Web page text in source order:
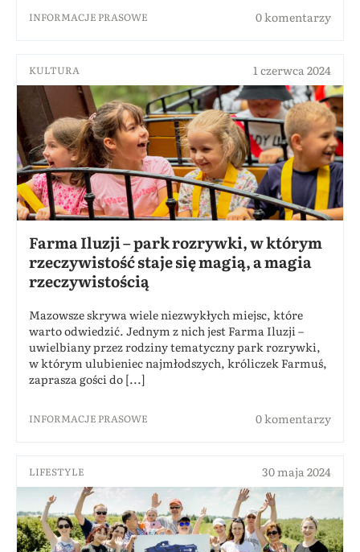
INFORMACJE PRASOWE 0 komentarzy
KULTURA 1 czerwca 2024
Farma Iluzji – park rozrywki, w którym
rzeczywistość staje się magią, a magia
rzeczywistością
Mazowsze skrywa wiele niezwykłych miejsc, które
warto odwiedzić. Jednym z nich jest Farma Iluzji –
uwielbiany przez rodziny tematyczny park rozrywki,
w którym ulubieniec najmłodszych, króliczek Farmuś,
zaprasza gości do [...]
INFORMACJE PRASOWE 0 komentarzy
LIFESTYLE 30 maja 2024